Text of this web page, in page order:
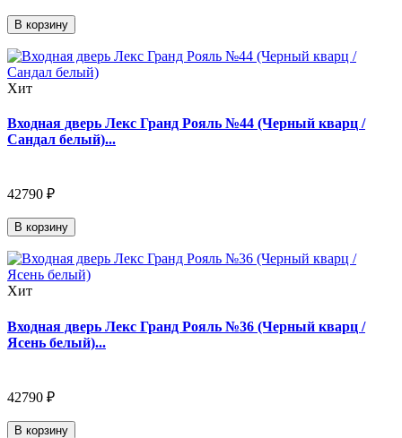
В корзину
Хит
Входная дверь Лекс Гранд Рояль №44 (Черный кварц /
Сандал белый)...
42790 ₽
В корзину
Хит
Входная дверь Лекс Гранд Рояль №36 (Черный кварц /
Ясень белый)...
42790 ₽
В корзину